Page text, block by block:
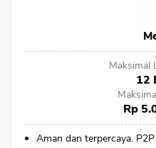
Maksimal
12
Rp
Aman dan terpercaya.